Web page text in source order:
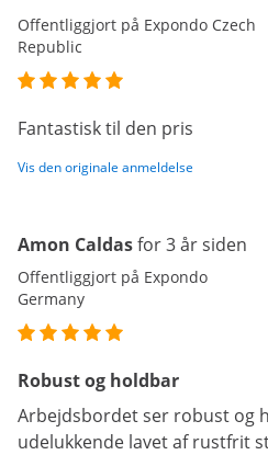
Offentliggjort på Expondo Czech
Republic
Fantastisk til den pris
Vis den originale anmeldelse
Amon Caldasfor 3 år siden
Offentliggjort på Expondo
Germany
Robust og holdbar
Arbejdsbordet ser robust og
udelukkende lavet af rustfrit